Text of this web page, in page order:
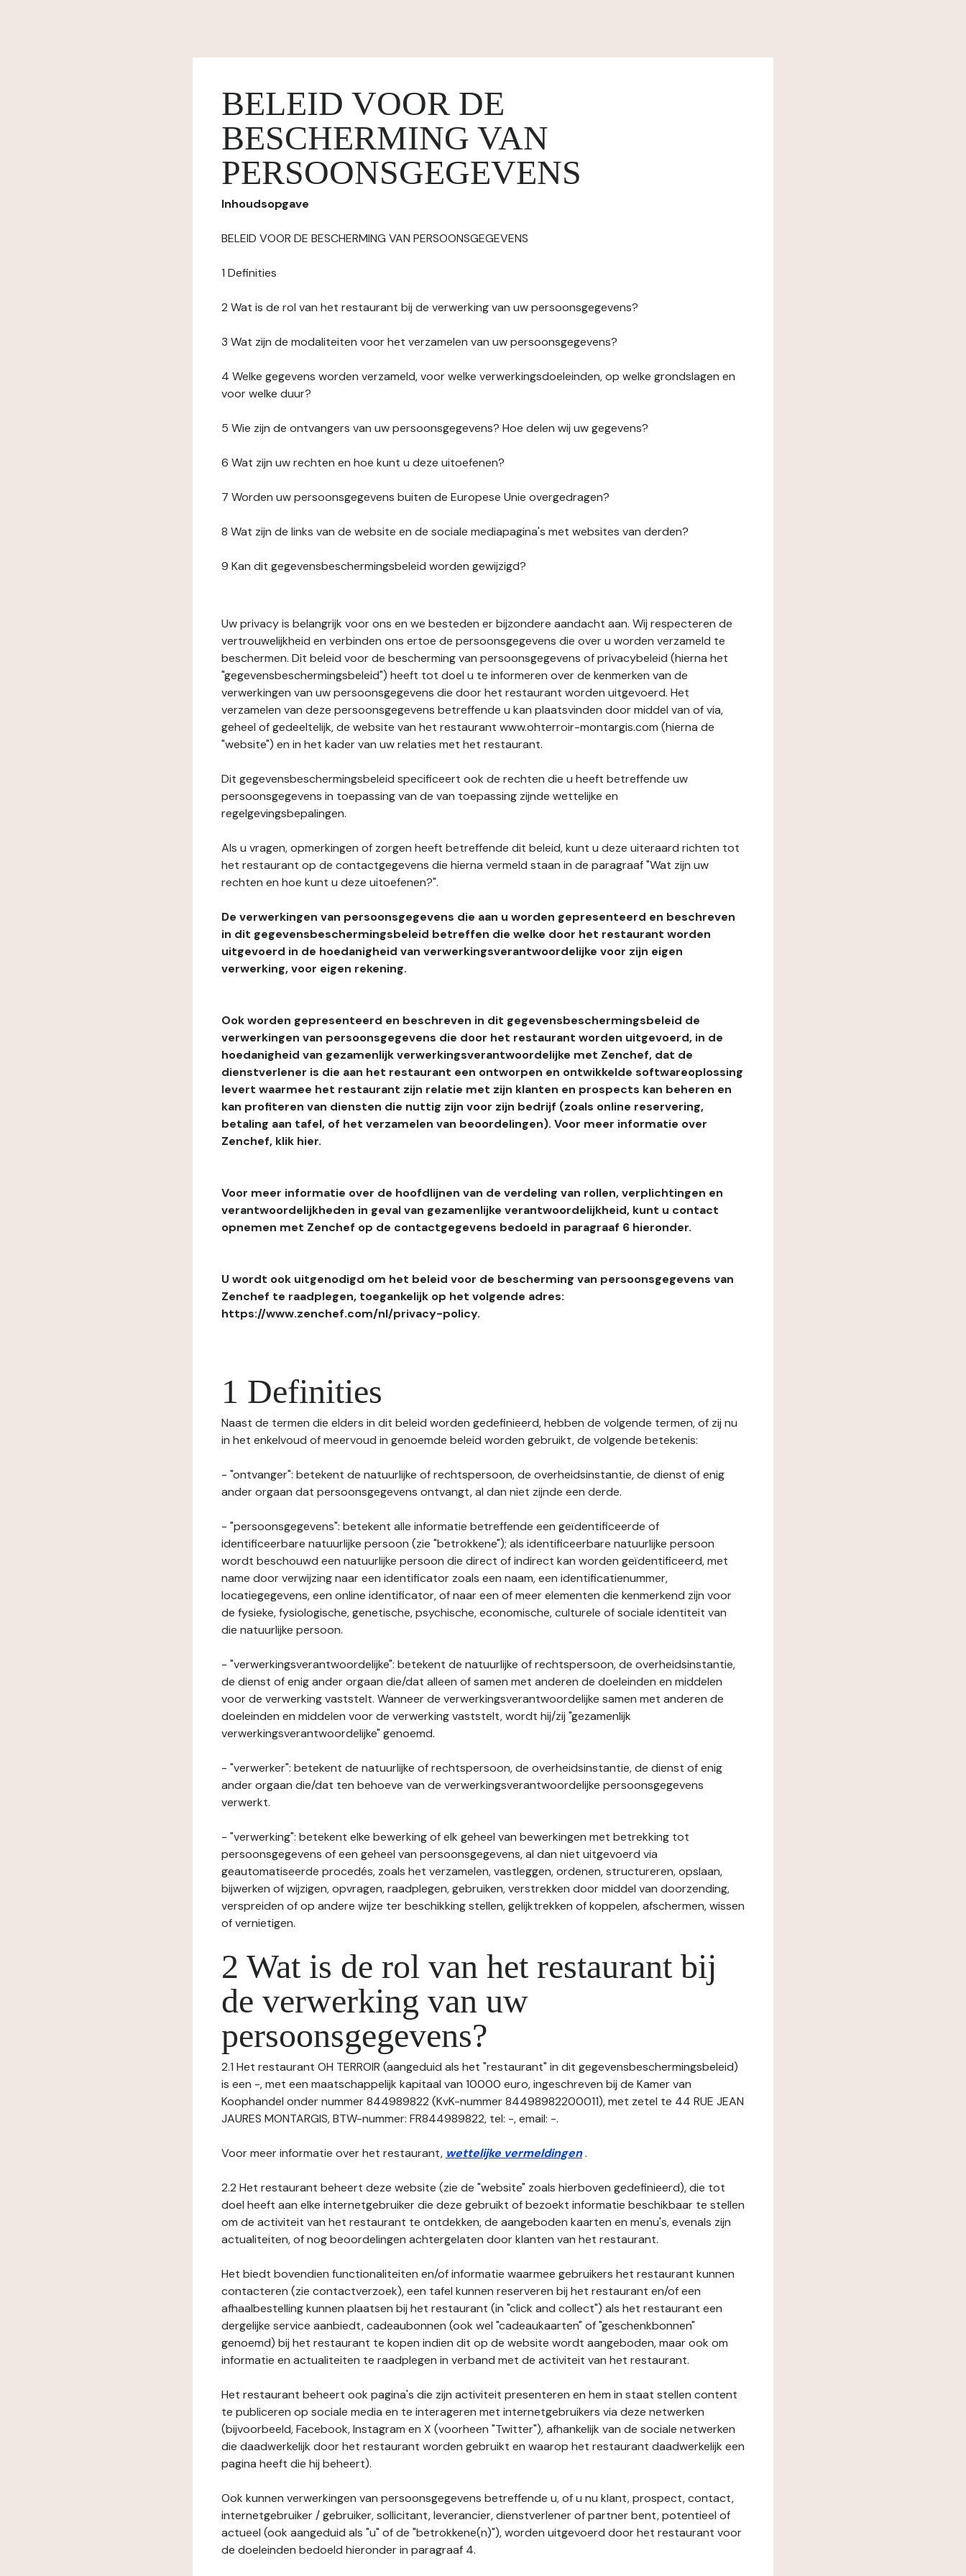
BELEID VOOR DE
BESCHERMING VAN
PERSOONSGEGEVENS
Inhoudsopgave
BELEID VOOR DE BESCHERMING VAN PERSOONSGEGEVENS
1 Definities
2 Wat is de rol van het restaurant bij de verwerking van uw persoonsgegevens?
3 Wat zijn de modaliteiten voor het verzamelen van uw persoonsgegevens?
4 Welke gegevens worden verzameld, voor welke verwerkingsdoeleinden, op welke grondslagen en
voor welke duur?
5 Wie zijn de ontvangers van uw persoonsgegevens? Hoe delen wij uw gegevens?
6 Wat zijn uw rechten en hoe kunt u deze uitoefenen?
7 Worden uw persoonsgegevens buiten de Europese Unie overgedragen?
8 Wat zijn de links van de website en de sociale mediapagina's met websites van derden?
9 Kan dit gegevensbeschermingsbeleid worden gewijzigd?
Uw privacy is belangrijk voor ons en we besteden er bijzondere aandacht aan. Wij respecteren de
vertrouwelijkheid en verbinden ons ertoe de persoonsgegevens die over u worden verzameld te
beschermen. Dit beleid voor de bescherming van persoonsgegevens of privacybeleid (hierna het
"gegevensbeschermingsbeleid") heeft tot doel u te informeren over de kenmerken van de
verwerkingen van uw persoonsgegevens die door het restaurant worden uitgevoerd. Het
verzamelen van deze persoonsgegevens betreffende u kan plaatsvinden door middel van of via,
geheel of gedeeltelijk, de website van het restaurant www.ohterroir-montargis.com (hierna de
"website") en in het kader van uw relaties met het restaurant.
Dit gegevensbeschermingsbeleid specificeert ook de rechten die u heeft betreffende uw
persoonsgegevens in toepassing van de van toepassing zijnde wettelijke en
regelgevingsbepalingen.
Als u vragen, opmerkingen of zorgen heeft betreffende dit beleid, kunt u deze uiteraard richten tot
het restaurant op de contactgegevens die hierna vermeld staan in de paragraaf "Wat zijn uw
rechten en hoe kunt u deze uitoefenen?".
De verwerkingen van persoonsgegevens die aan u worden gepresenteerd en beschreven
in dit gegevensbeschermingsbeleid betreffen die welke door het restaurant worden
uitgevoerd in de hoedanigheid van verwerkingsverantwoordelijke voor zijn eigen
verwerking, voor eigen rekening.
Ook worden gepresenteerd en beschreven in dit gegevensbeschermingsbeleid de
verwerkingen van persoonsgegevens die door het restaurant worden uitgevoerd, in de
hoedanigheid van gezamenlijk verwerkingsverantwoordelijke met Zenchef, dat de
dienstverlener is die aan het restaurant een ontworpen en ontwikkelde softwareoplossing
levert waarmee het restaurant zijn relatie met zijn klanten en prospects kan beheren en
kan profiteren van diensten die nuttig zijn voor zijn bedrijf (zoals online reservering,
betaling aan tafel, of het verzamelen van beoordelingen). Voor meer informatie over
Zenchef, klik hier.
Voor meer informatie over de hoofdlijnen van de verdeling van rollen, verplichtingen en
verantwoordelijkheden in geval van gezamenlijke verantwoordelijkheid, kunt u contact
opnemen met Zenchef op de contactgegevens bedoeld in paragraaf 6 hieronder.
U wordt ook uitgenodigd om het beleid voor de bescherming van persoonsgegevens van
Zenchef te raadplegen, toegankelijk op het volgende adres:
https://www.zenchef.com/nl/privacy-policy.
1 Definities
Naast de termen die elders in dit beleid worden gedefinieerd, hebben de volgende termen, of zij nu
in het enkelvoud of meervoud in genoemde beleid worden gebruikt, de volgende betekenis:
- "ontvanger": betekent de natuurlijke of rechtspersoon, de overheidsinstantie, de dienst of enig
ander orgaan dat persoonsgegevens ontvangt, al dan niet zijnde een derde.
- "persoonsgegevens": betekent alle informatie betreffende een geïdentificeerde of
identificeerbare natuurlijke persoon (zie "betrokkene"); als identificeerbare natuurlijke persoon
wordt beschouwd een natuurlijke persoon die direct of indirect kan worden geïdentificeerd, met
name door verwijzing naar een identificator zoals een naam, een identificatienummer,
locatiegegevens, een online identificator, of naar een of meer elementen die kenmerkend zijn voor
de fysieke, fysiologische, genetische, psychische, economische, culturele of sociale identiteit van
die natuurlijke persoon.
- "verwerkingsverantwoordelijke": betekent de natuurlijke of rechtspersoon, de overheidsinstantie,
de dienst of enig ander orgaan die/dat alleen of samen met anderen de doeleinden en middelen
voor de verwerking vaststelt. Wanneer de verwerkingsverantwoordelijke samen met anderen de
doeleinden en middelen voor de verwerking vaststelt, wordt hij/zij "gezamenlijk
verwerkingsverantwoordelijke" genoemd.
- "verwerker": betekent de natuurlijke of rechtspersoon, de overheidsinstantie, de dienst of enig
ander orgaan die/dat ten behoeve van de verwerkingsverantwoordelijke persoonsgegevens
verwerkt.
- "verwerking": betekent elke bewerking of elk geheel van bewerkingen met betrekking tot
persoonsgegevens of een geheel van persoonsgegevens, al dan niet uitgevoerd via
geautomatiseerde procedés, zoals het verzamelen, vastleggen, ordenen, structureren, opslaan,
bijwerken of wijzigen, opvragen, raadplegen, gebruiken, verstrekken door middel van doorzending,
verspreiden of op andere wijze ter beschikking stellen, gelijktrekken of koppelen, afschermen, wissen
of vernietigen.
2 Wat is de rol van het restaurant bij
de verwerking van uw
persoonsgegevens?
2.1 Het restaurant OH TERROIR (aangeduid als het "restaurant" in dit gegevensbeschermingsbeleid)
is een -, met een maatschappelijk kapitaal van 10000 euro, ingeschreven bij de Kamer van
Koophandel onder nummer 844989822 (KvK-nummer 84498982200011), met zetel te 44 RUE JEAN
JAURES MONTARGIS, BTW-nummer: FR844989822, tel: -, email: -.
Voor meer informatie over het restaurant, wettelijke vermeldingen.
2.2 Het restaurant beheert deze website (zie de "website" zoals hierboven gedefinieerd), die tot
doel heeft aan elke internetgebruiker die deze gebruikt of bezoekt informatie beschikbaar te stellen
om de activiteit van het restaurant te ontdekken, de aangeboden kaarten en menu's, evenals zijn
actualiteiten, of nog beoordelingen achtergelaten door klanten van het restaurant.
Het biedt bovendien functionaliteiten en/of informatie waarmee gebruikers het restaurant kunnen
contacteren (zie contactverzoek), een tafel kunnen reserveren bij het restaurant en/of een
afhaalbestelling kunnen plaatsen bij het restaurant (in "click and collect") als het restaurant een
dergelijke service aanbiedt, cadeaubonnen (ook wel "cadeaukaarten" of "geschenkbonnen"
genoemd) bij het restaurant te kopen indien dit op de website wordt aangeboden, maar ook om
informatie en actualiteiten te raadplegen in verband met de activiteit van het restaurant.
Het restaurant beheert ook pagina's die zijn activiteit presenteren en hem in staat stellen content
te publiceren op sociale media en te interageren met internetgebruikers via deze netwerken
(bijvoorbeeld, Facebook, Instagram en X (voorheen "Twitter"), afhankelijk van de sociale netwerken
die daadwerkelijk door het restaurant worden gebruikt en waarop het restaurant daadwerkelijk een
pagina heeft die hij beheert).
Ook kunnen verwerkingen van persoonsgegevens betreffende u, of u nu klant, prospect, contact,
internetgebruiker / gebruiker, sollicitant, leverancier, dienstverlener of partner bent, potentieel of
actueel (ook aangeduid als "u" of de "betrokkene(n)"), worden uitgevoerd door het restaurant voor
de doeleinden bedoeld hieronder in paragraaf 4.